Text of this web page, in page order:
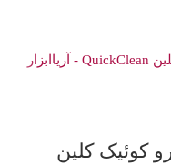
خودرو کوئیک کلین